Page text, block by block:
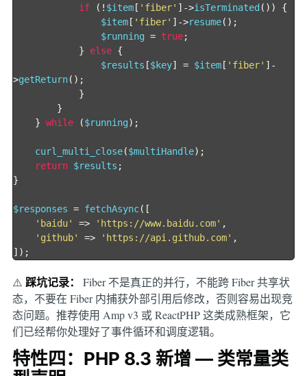
if
(! $item[ 'fiber' ]->isTerminated ())
{
$item[ 'fiber' ]->resume();
$running = true;
}
else {
$results [$key] = $item[ 'fiber' ]-
>getReturn();
}
}
} while ($running);
curl_multi_close($multiHandle);
return $results ;
}
$responses = fetchAsync([
'baidu'
=> 'https://www.baidu.com' ,
'github'
=> 'https://api.github.com' ,
]);
⚠️ 踩坑记录：
Fiber 不是真正的并行，不能跨 Fiber 共享状
态，不要在 Fiber 内捕获外部引用后修改，否则容易出现竞
态问题。推荐使用 Amp v3 或 ReactPHP 这类成熟框架，它
们已经帮你处理好了事件循环和调度逻辑。
特性四：PHP 8.3 新增 — 类常量类